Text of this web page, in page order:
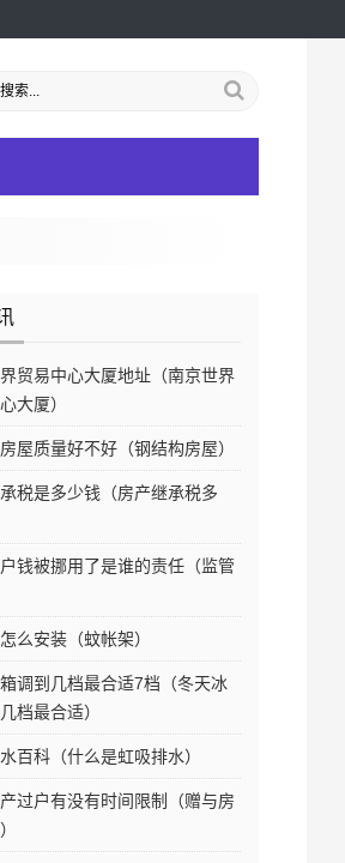
贸易中心大厦地址（南京世界
大厦）
屋质量好不好（钢结构房屋）
税是多少钱（房产继承税多
钱被挪用了是谁的责任（监管
么安装（蚊帐架）
调到几档最合适7档（冬天冰
档最合适）
百科（什么是虹吸排水）
过户有没有时间限制（赠与房